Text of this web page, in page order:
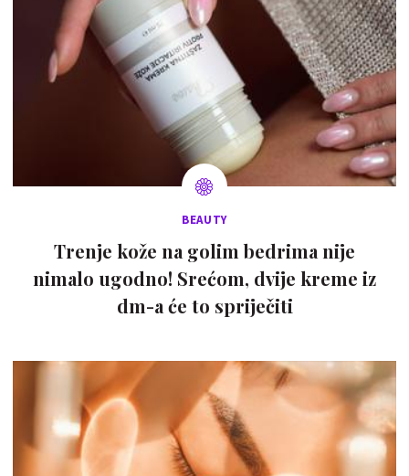
BEAUTY
Trenje kože na golim bedrima nije
nimalo ugodno! Srećom, dvije kreme iz
dm-a će to spriječiti